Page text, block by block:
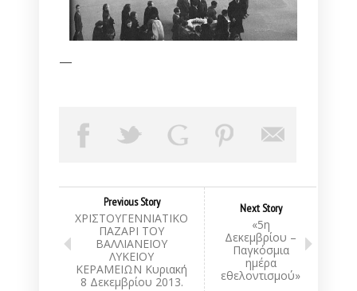
—
Previous Story
ΧΡΙΣΤΟΥΓΕΝΝΙΑΤΙΚΟ
ΠΑΖΑΡΙ ΤΟΥ
ΒΑΛΛΙΑΝΕΙΟΥ
ΛΥΚΕΙΟΥ
ΚΕΡΑΜΕΙΩΝ Κυριακή
8 Δεκεμβρίου 2013.
Next Story
«5η
Δεκεμβρίου –
Παγκόσμια
ημέρα
εθελοντισμού»